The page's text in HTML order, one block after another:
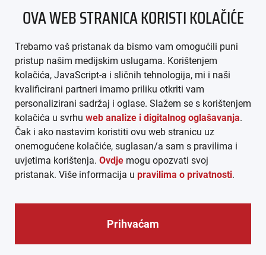
IMPRESSUM
AGB
DATENSCHUTZ
MEDIADATEN
ARHIVA (PDF)
OVA WEB STRANICA KORISTI KOLAČIĆE
Trebamo vaš pristanak da bismo vam omogućili puni
pristup našim medijskim uslugama. Korištenjem
kolačića, JavaScript-a i sličnih tehnologija, mi i naši
kvalificirani partneri imamo priliku otkriti vam
personalizirani sadržaj i oglase. Slažem se s korištenjem
kolačića u svrhu web analize i digitalnog oglašavanja.
Čak i ako nastavim koristiti ovu web stranicu uz
onemogućene kolačiće, suglasan/a sam s pravilima i
uvjetima korištenja. Ovdje mogu opozvati svoj
pristanak. Više informacija u pravilima o privatnosti.
Prihvaćam